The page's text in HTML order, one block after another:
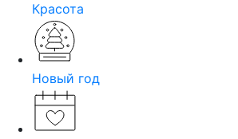
Красота
Новый год